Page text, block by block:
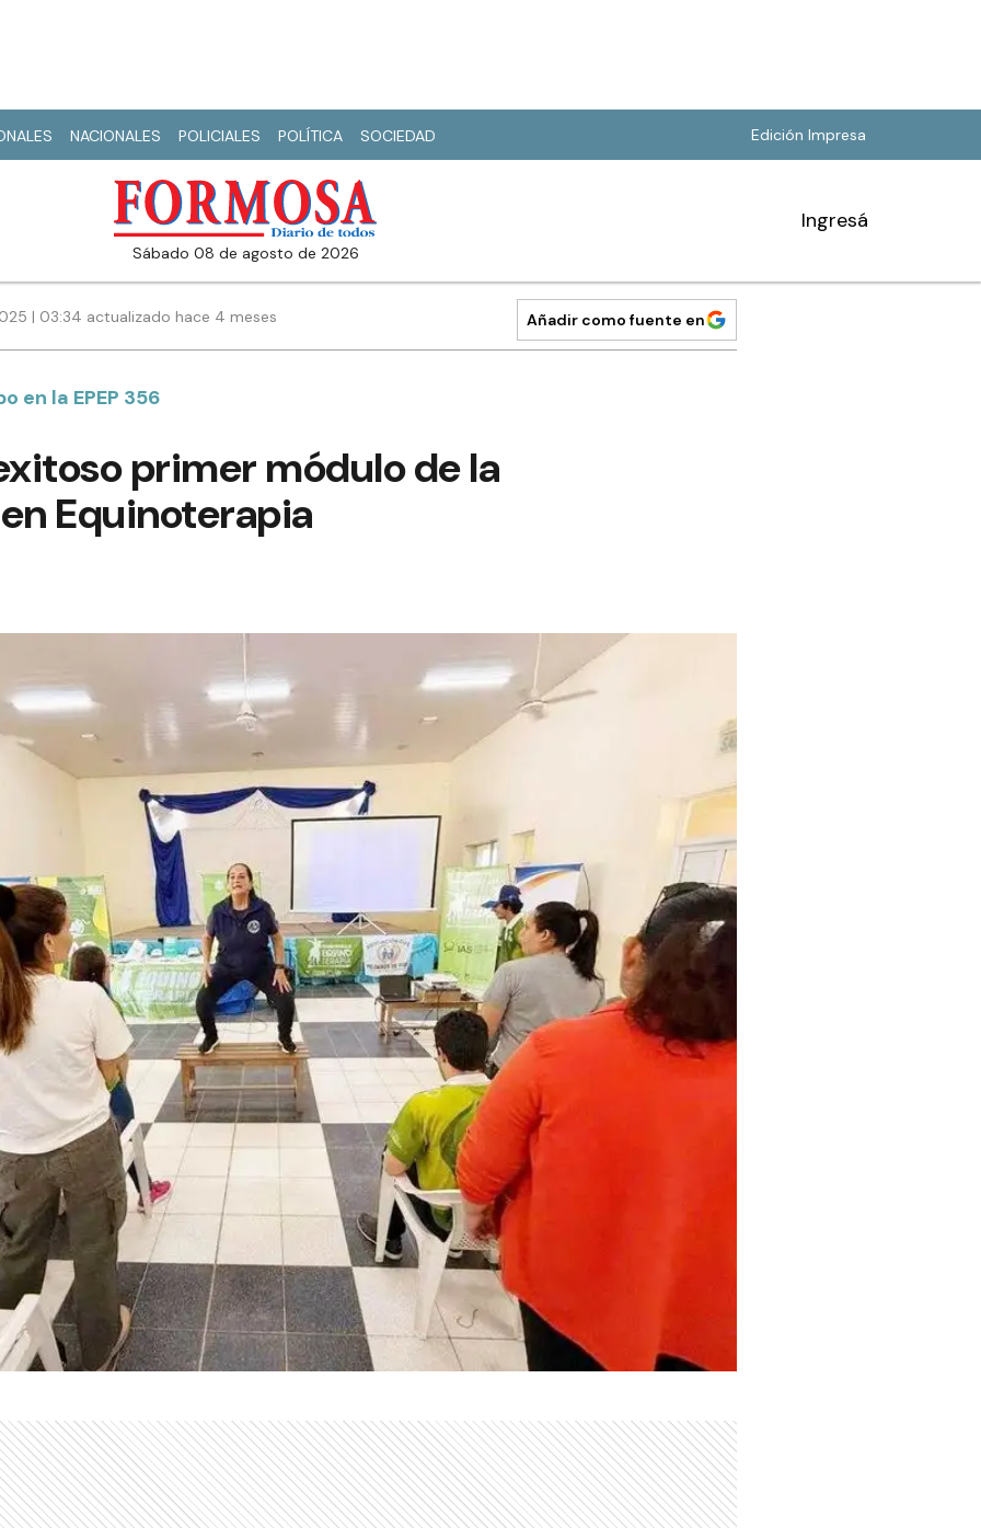
NACIONALES POLICIALES POLÍTICA SOCIEDAD Edición Impresa
sábado 08 de agosto de 2026
Ingresá
| 03:34 actualizado hace 4 meses Añadir como fuente en
en la EPEP 356
primer módulo de la
Equinoterapia